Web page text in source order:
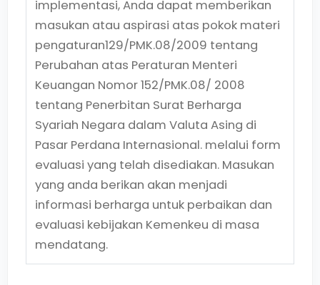
implementasi, Anda dapat memberikan
masukan atau aspirasi atas pokok materi
pengaturan129/PMK.08/2009 tentang
Perubahan atas Peraturan Menteri
Keuangan Nomor 152/PMK.08/ 2008
tentang Penerbitan Surat Berharga
Syariah Negara dalam Valuta Asing di
Pasar Perdana Internasional. melalui form
evaluasi yang telah disediakan. Masukan
yang anda berikan akan menjadi
informasi berharga untuk perbaikan dan
evaluasi kebijakan Kemenkeu di masa
mendatang.